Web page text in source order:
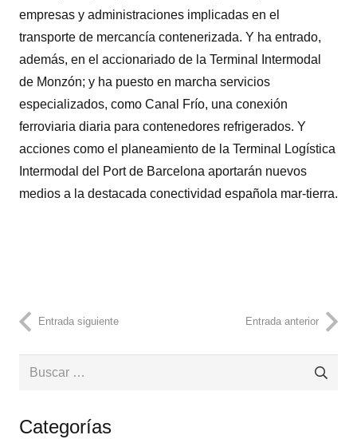
empresas y administraciones implicadas en el
transporte de mercancía contenerizada. Y ha entrado,
además, en el accionariado de la Terminal Intermodal
de Monzón; y ha puesto en marcha servicios
especializados, como Canal Frío, una conexión
ferroviaria diaria para contenedores refrigerados. Y
acciones como el planeamiento de la Terminal Logística
Intermodal del Port de Barcelona aportarán nuevos
medios a la destacada conectividad española mar-tierra.
Entrada siguiente Entrada anterior
Buscar:
Categorías